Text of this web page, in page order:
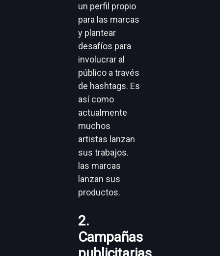
un perfil propio
para las marcas
y plantear
desafíos para
involucrar al
público a través
de hashtags. Es
así como
actualmente
muchos
artistas lanzan
sus trabajos.
las marcas
lanzan sus
productos.
2.
Campañas